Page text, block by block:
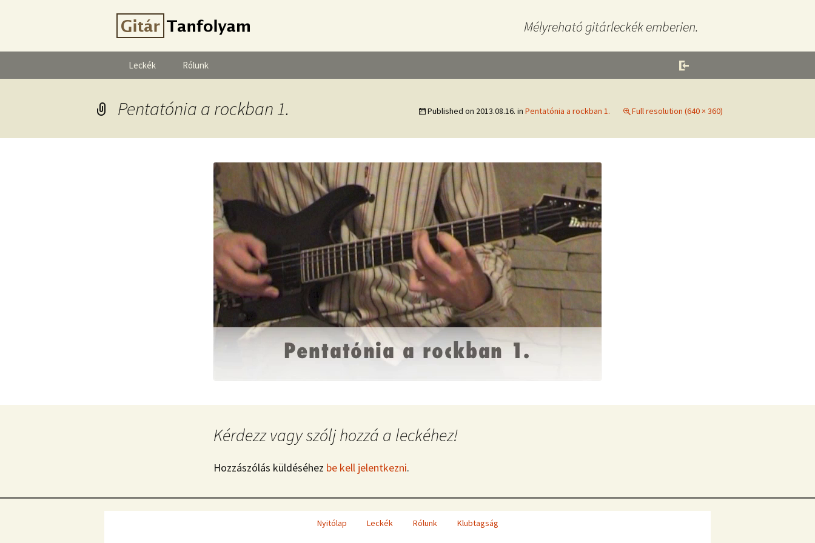
Mélyreható gitárleckék emberien.
Leckék Rólunk
Pentatónia a rockban 1. Published on 2013.08.16. in Pentatónia a rockban 1. Full resolution (640 × 360)
Kérdezz vagy szólj hozzá a leckéhez!
Hozzászólás küldéséhez be kell jelentkezni.
Nyitólap Leckék Rólunk Klubtagság